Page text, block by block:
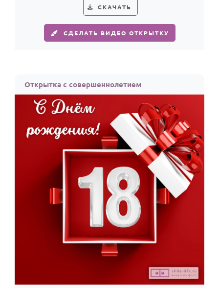
СКАЧАТЬ
СДЕЛАТЬ ВИДЕО ОТКРЫТКУ
Открытка с совершеннолетием